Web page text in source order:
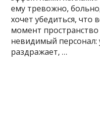
ему тревожно,
хочет убедиться, что
момент
невидимый персонал:
раздражает, …